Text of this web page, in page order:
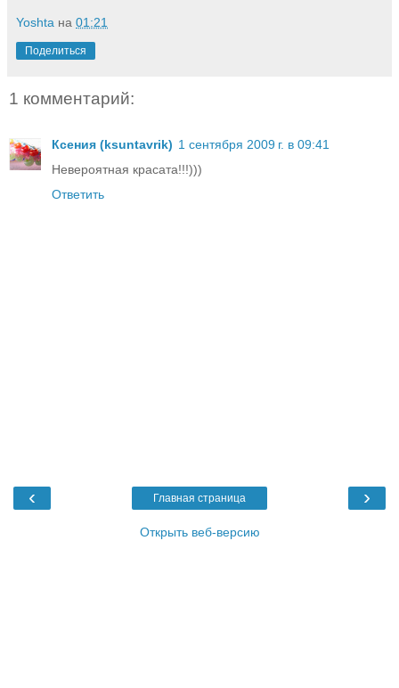
Yoshta на 01:21
Поделиться
1 комментарий:
Ксения (ksuntavrik) 1 сентября 2009 г. в 09:41
Невероятная красата!!!)))
Ответить
‹ ›
Главная страница
Открыть веб-версию